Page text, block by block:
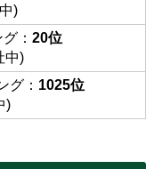
)
： 20位
中)
グ： 1025位
)